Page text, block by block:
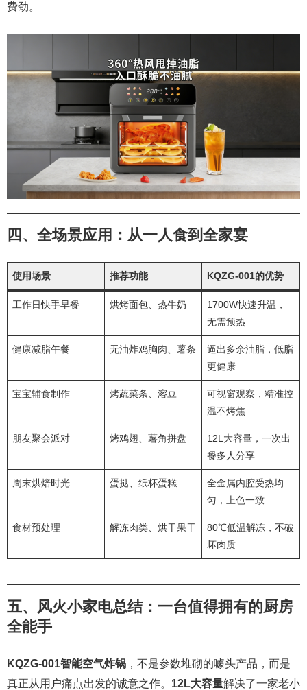
费劲。
四、全场景应用：从一人食到全家宴
使用场景 推荐功能 KQZG-001的优势
工作日快手早餐 烘烤面包、热牛奶
1700W快速升温，
无需预热
健康减脂午餐 无油炸鸡胸肉、薯条
逼出多余油脂，低脂
更健康
宝宝辅食制作 烤蔬菜条、溶豆
可视窗观察，精准控
温不烤焦
朋友聚会派对 烤鸡翅、薯角拼盘
12L大容量，一次出
餐多人分享
周末烘焙时光 蛋挞、纸杯蛋糕
全金属内腔受热均
匀，上色一致
食材预处理 解冻肉类、烘干果干
80℃低温解冻，不破
坏肉质
五、风火小家电总结：一台值得拥有的厨房
全能手
KQZG-001智能空气炸锅 ，不是参数堆砌的噱头产品，而是
真正从用户痛点出发的诚意之作。 12L大容量解决了一家老小